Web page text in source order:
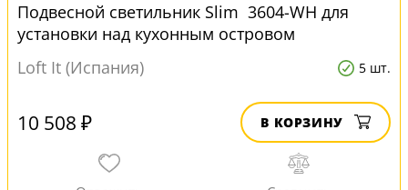
Подвесной светильник Slim 3604-WH для
установки над кухонным островом
Loft It (Испания)
5 шт.
10 508 ₽ В КОРЗИНУ